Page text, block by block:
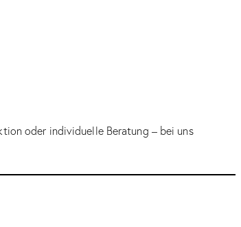
oder individuelle Beratung – bei uns